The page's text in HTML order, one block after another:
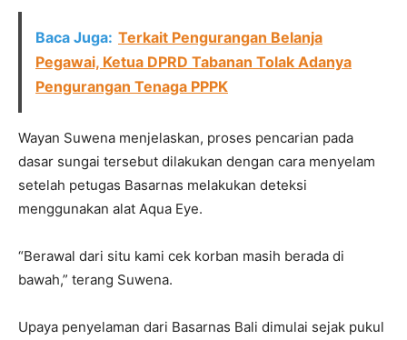
Baca Juga: Terkait Pengurangan Belanja
Pegawai, Ketua DPRD Tabanan Tolak Adanya
Pengurangan Tenaga PPPK
Wayan Suwena menjelaskan, proses pencarian pada
dasar sungai tersebut dilakukan dengan cara menyelam
setelah petugas Basarnas melakukan deteksi
menggunakan alat Aqua Eye.
“Berawal dari situ kami cek korban masih berada di
bawah,” terang Suwena.
Upaya penyelaman dari Basarnas Bali dimulai sejak pukul